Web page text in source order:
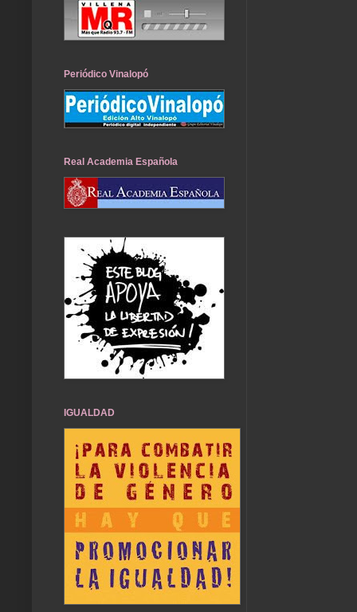
Periódico Vinalopó
Real Academia Española
IGUALDAD